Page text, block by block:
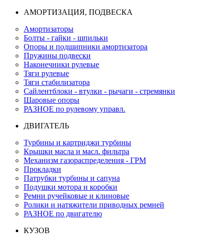
АМОРТИЗАЦИЯ, ПОДВЕСКА
Амортизаторы
Болты - гайки - шпильки
Опоры и подшипники амортизатора
Пружины подвески
Наконечники рулевые
Тяги рулевые
Тяги стабилизатора
Сайлентблоки - втулки - рычаги - стремянки
Шаровые опоры
РАЗНОЕ по рулевому управл.
ДВИГАТЕЛЬ
Турбины и картриджи турбины
Крышки масла и масл. фильтра
Механизм газораспределения - ГРМ
Прокладки
Патрубки турбины и сапуна
Подушки мотора и коробки
Ремни ручейковые и клиновые
Ролики и натяжители приводных ремней
РАЗНОЕ по двигателю
КУЗОВ